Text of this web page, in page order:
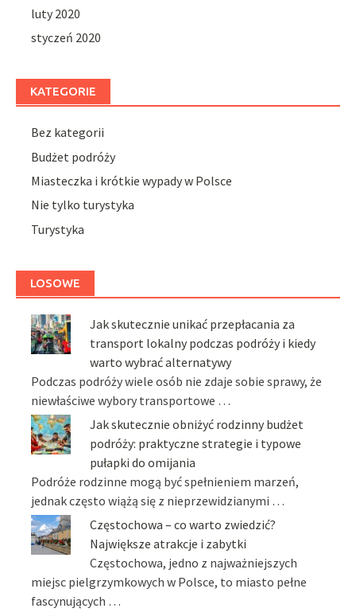
luty 2020
styczeń 2020
KATEGORIE
Bez kategorii
Budżet podróży
Miasteczka i krótkie wypady w Polsce
Nie tylko turystyka
Turystyka
LOSOWE
Jak skutecznie unikać przepłacania za
transport lokalny podczas podróży i kiedy
warto wybrać alternatywy
Podczas podróży wiele osób nie zdaje sobie sprawy, że
niewłaściwe wybory transportowe …
Jak skutecznie obniżyć rodzinny budżet
podróży: praktyczne strategie i typowe
pułapki do omijania
Podróże rodzinne mogą być spełnieniem marzeń,
jednak często wiążą się z nieprzewidzianymi …
Częstochowa – co warto zwiedzić?
Największe atrakcje i zabytki
Częstochowa, jedno z najważniejszych
miejsc pielgrzymkowych w Polsce, to miasto pełne
fascynujących …